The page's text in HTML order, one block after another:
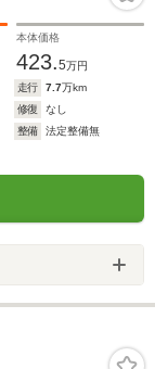
本体価格
423.5万円
走行 7.7万km
修復
なし
整備
法定整備無